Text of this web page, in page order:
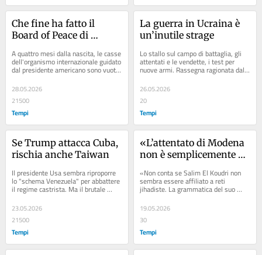
Che fine ha fatto il
Board of Peace di
A quattro mesi dalla nascita, le casse
dell'organismo internazionale guidato
dal presidente americano sono vuote
e nessun progetto per Gaza è...
28.05.2026
21500
Tempi
La guerra in Ucraina è
un’inutile strage
Lo stallo sul campo di battaglia, gli
attentati e le vendette, i test per
nuove armi. Rassegna ragionata dal
26.05.2026
20
Tempi
Se Trump attacca Cuba,
rischia anche Taiwan
Il presidente Usa sembra riproporre
lo "schema Venezuela" per abbattere
il regime castrista. Ma il brutale
ritorno alle sfere di influenza
potrebbe...
23.05.2026
21500
Tempi
«L’attentato di Modena
non è semplicemente
«Non conta se Salim El Koudri non
sembra essere affiliato a reti
jihadiste. La grammatica del suo
attacco fa ormai parte del
terrorismo...
19.05.2026
30
Tempi